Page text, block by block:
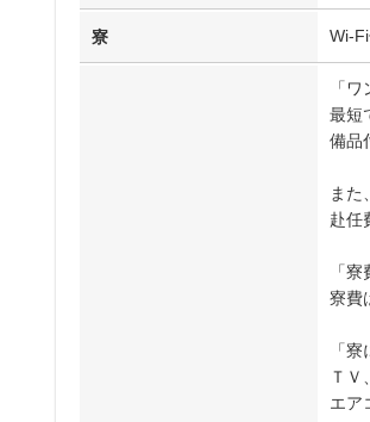
寮 Wi-
「
最短
備品
また
赴任
「寮
寮費
「
ＴＶ
エア